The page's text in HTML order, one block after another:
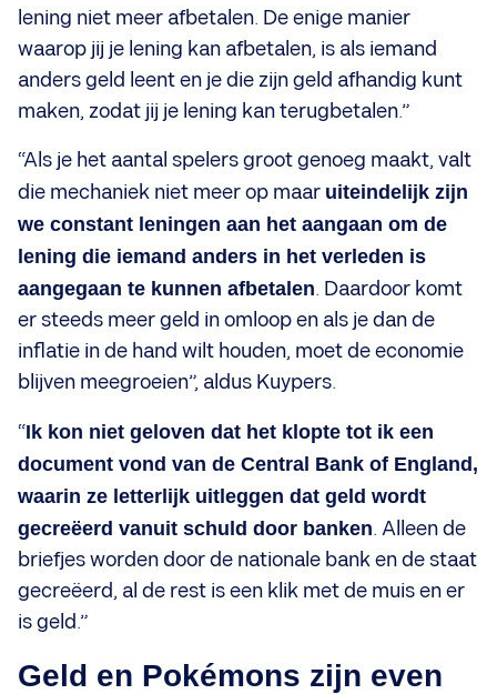
lening niet meer afbetalen. De enige manier
waarop jij je lening kan afbetalen, is als iemand
anders geld leent en je die zijn geld afhandig kunt
maken, zodat jij je lening kan terugbetalen.”
“Als je het aantal spelers groot genoeg maakt, valt
die mechaniek niet meer op maar uiteindelijk zijn
we constant leningen aan het aangaan om de
lening die iemand anders in het verleden is
aangegaan te kunnen afbetalen. Daardoor komt
er steeds meer geld in omloop en als je dan de
inflatie in de hand wilt houden, moet de economie
blijven meegroeien”, aldus Kuypers.
“Ik kon niet geloven dat het klopte tot ik een
document vond van de Central Bank of England,
waarin ze letterlijk uitleggen dat geld wordt
gecreëerd vanuit schuld door banken. Alleen de
briefjes worden door de nationale bank en de staat
gecreëerd, al de rest is een klik met de muis en er
is geld.”
Geld en Pokémons zijn even